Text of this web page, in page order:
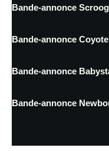
Bande-annonce
Bande-annonce
Bande-annonce
Bande-annonce